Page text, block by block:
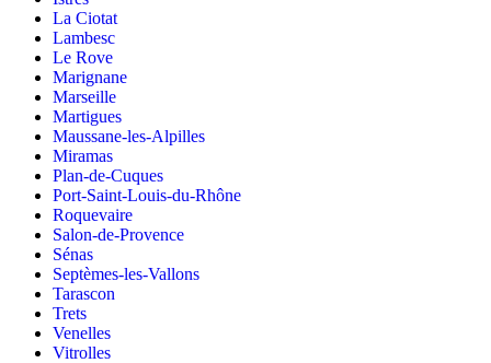
La Ciotat
Lambesc
Le Rove
Marignane
Marseille
Martigues
Maussane-les-Alpilles
Miramas
Plan-de-Cuques
Port-Saint-Louis-du-Rhône
Roquevaire
Salon-de-Provence
Sénas
Septèmes-les-Vallons
Tarascon
Trets
Venelles
Vitrolles